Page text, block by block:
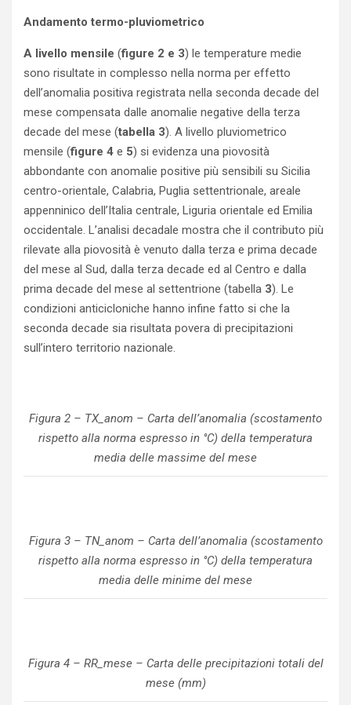
Andamento termo-pluviometrico
A livello mensile (figure 2 e 3) le temperature medie
sono risultate in complesso nella norma per effetto
dell’anomalia positiva registrata nella seconda decade del
mese compensata dalle anomalie negative della terza
decade del mese (tabella 3). A livello pluviometrico
mensile (figure 4 e 5) si evidenza una piovosità
abbondante con anomalie positive più sensibili su Sicilia
centro-orientale, Calabria, Puglia settentrionale, areale
appenninico dell’Italia centrale, Liguria orientale ed Emilia
occidentale. L’analisi decadale mostra che il contributo più
rilevate alla piovosità è venuto dalla terza e prima decade
del mese al Sud, dalla terza decade ed al Centro e dalla
prima decade del mese al settentrione (tabella 3). Le
condizioni anticicloniche hanno infine fatto si che la
seconda decade sia risultata povera di precipitazioni
sull’intero territorio nazionale.
Figura 2 – TX_anom – Carta dell’anomalia (scostamento
rispetto alla norma espresso in °C) della temperatura
media delle massime del mese
Figura 3 – TN_anom – Carta dell’anomalia (scostamento
rispetto alla norma espresso in °C) della temperatura
media delle minime del mese
Figura 4 – RR_mese – Carta delle precipitazioni totali del
mese (mm)